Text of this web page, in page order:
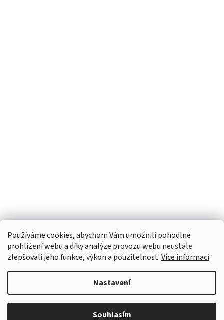
Používáme cookies, abychom Vám umožnili pohodlné
prohlížení webu a díky analýze provozu webu neustále
zlepšovali jeho funkce, výkon a použitelnost.Více informací
Nastavení
Souhlasím
Vytvořil Shoptet
INTERFOTO. Všechna práva vyhrazena.